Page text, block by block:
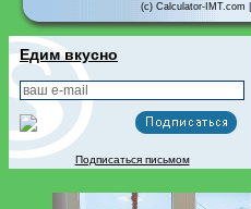
(c) Calculator-IMT.com |
Едим вкусно
Подписаться письмом